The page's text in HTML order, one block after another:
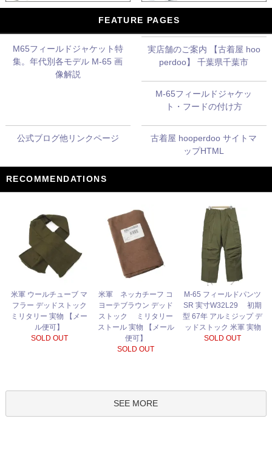
FEATURE PAGES
M65フィールドジャケット特
集。年代別各モデル M-65 画
像解説
実店舗のご案内 【古着屋 hoo
perdoo】 千葉県千葉市
M-65フィールドジャケッ
ト・フードの付け方
公式ブログ他リンクページ
古着屋 hooperdoo サイトマ
ップHTML
RECOMMENDATIONS
米軍 ウールチューブ マ
フラー デッドストック
ミリタリー 実物 【メー
ル便可】
SOLD OUT
米軍 ネッカチーフ コ
ヨーテブラウン デッド
ストック ミリタリー
ストール 実物 【メール
便可】
SOLD OUT
M-65 フィールドパンツ
SR 実寸W32L29 初期
型 67年 アルミジップ デ
ッドストック 米軍 実物
SOLD OUT
SEE MORE